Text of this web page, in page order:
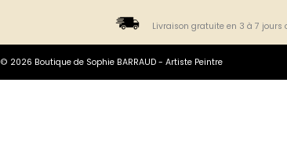
Livraison gratuite en 3 à 7 jours
© 2026 Boutique de Sophie BARRAUD - Artiste Peintre